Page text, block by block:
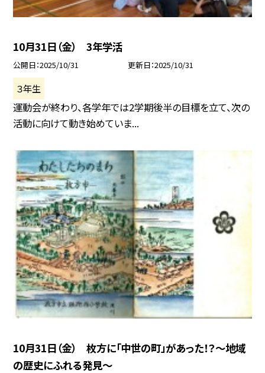
10月31日（金） 3年学活
公開日 2025/10/31 更新日 2025/10/31
３年生
運動会が終わり、各学年では2学期後半の目標を立て、次の
活動に向けて動き始めていま...
10月31日（金） 枚方に「中世の町」があった！？〜地域
の歴史にふれる発見〜